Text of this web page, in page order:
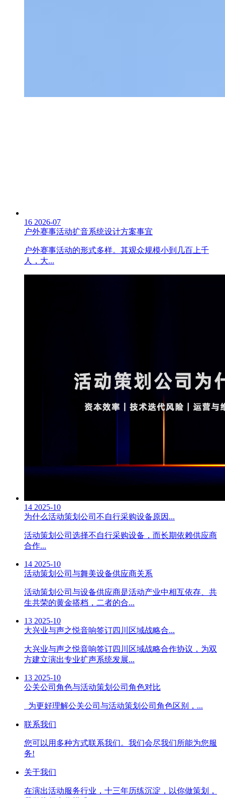
16 2026-07
户外赛事活动扩音系统设计方案事宜
户外赛事活动的形式多样。其观众规模小到几百上千
人，大...
14 2025-10
为什么活动策划公司不自行采购设备原因...
活动策划公司选择不自行采购设备，而长期依赖供应商
合作...
14 2025-10
活动策划公司与舞美设备供应商关系
活动策划公司与设备供应商是活动产业中相互依存、共
生共荣的黄金搭档，二者的合...
13 2025-10
大兴业与声之悦音响签订四川区域战略合...
大兴业与声之悦音响签订四川区域战略合作协议，为双
方建立演出专业扩声系统发展...
13 2025-10
公关公司角色与活动策划公司角色对比
为更好理解公关公司与活动策划公司角色区别，...
联系我们
您可以用多种方式联系我们。我们会尽我们所能为您服
务!
关于我们
在演出活动服务行业，十三年历练沉淀，以你做策划，